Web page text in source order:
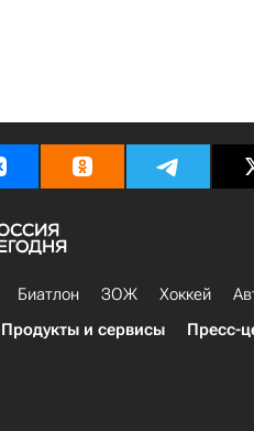
Биатлон ЗОЖ Хоккей
Продукты и сервисы Пресс-